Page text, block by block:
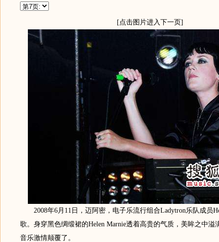
[点击图片进入下一页]
2008年6月11日，迈阿密，电子乐流行组合Ladytron乐队成员
歌。身穿黑色绸缎裙的Helen Marnie透着高贵的气质，美眸之中溢
音乐激情颠覆了。